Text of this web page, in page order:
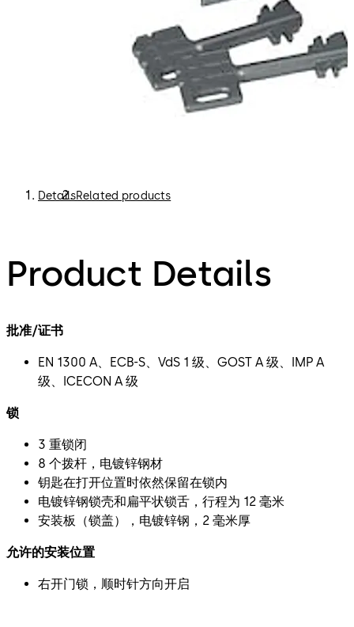
DetailsRelated products
Product Details
批准/证书
EN 1300 A、ECB-S、VdS 1 级、GOST A 级、IMP A
级、ICECON A 级
锁
3 重锁闭
8 个拨杆，电镀锌钢材
钥匙在打开位置时依然保留在锁内
电镀锌钢锁壳和扁平状锁舌，行程为 12 毫米
安装板（锁盖），电镀锌钢，2 毫米厚
允许的安装位置
右开门锁，顺时针方向开启